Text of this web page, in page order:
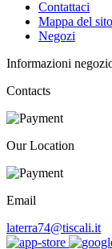
Contattaci
Mappa del sito
Negozi
Informazioni
Contacts
Our Location
Email
laterra74@tiscali.it